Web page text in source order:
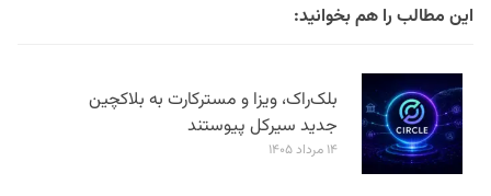
این مطالب را هم بخوانید:
بلک‌راک، ویزا و مسترکارت به بلاکچین
جدید سیرکل پیوستند
۱۴ مرداد ۱۴۰۵